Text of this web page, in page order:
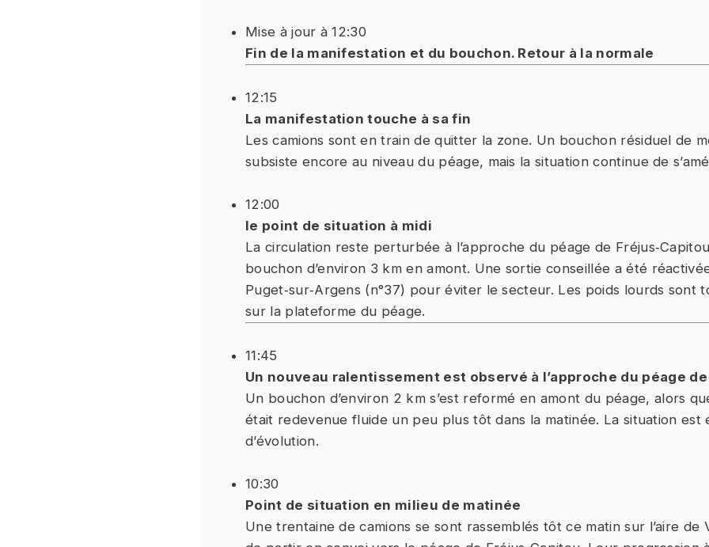
Mise à jour à 12:30
Fin de la manifestation et du bouchon. Retour à la normale
12:15
La manifestation touche à sa fin
Les camions sont en train de quitter la zone. Un bouchon résiduel de
subsiste encore au niveau du péage, mais la situation continue de
12:00
le point de situation à midi
La circulation reste perturbée à l’approche du péage de
bouchon d’environ 3 km en amont. Une sortie conseillée a été
Puget‑sur‑Argens (n°37) pour éviter le secteur. Les poids lourds sont
sur la plateforme du péage.
11:45
Un nouveau ralentissement est observé à l’approche du péage
Un bouchon d’environ 2 km s’est reformé en amont du péage, alors
était redevenue fluide un peu plus tôt dans la matinée. La situation est
d’évolution.
10:30
Point de situation en milieu de matinée
Une trentaine de camions se sont rassemblés tôt ce matin sur l’aire de